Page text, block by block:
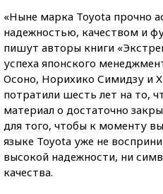
«Ныне марка Toyota прочно
надежностью, качеством и
пишут авторы книги
успеха японского
Осоно, Норихико Симидзу и
потратили шесть лет на то,
материал о достаточно
для того, чтобы к моменту
языке Toyota уже не
высокой надежности, ни
качества.